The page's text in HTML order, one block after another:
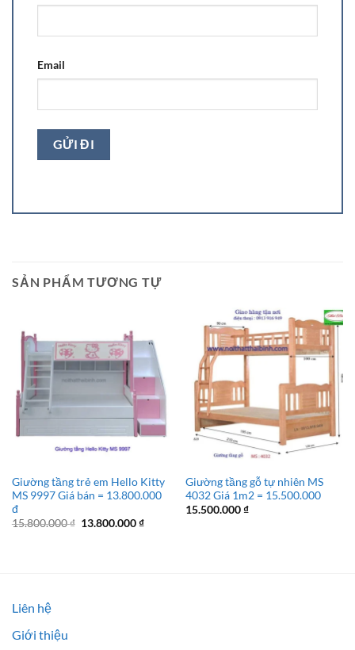
Email
SẢN PHẨM TƯƠNG TỰ
Giường tầng trẻ em Hello Kitty
MS 9997 Giá bán = 13.800.000
đ
15.800.000₫ Giá
13.800.000₫Giá
Giường tầng gỗ tự nhiên MS
4032 Giá 1m2 = 15.500.000
15.500.000₫
Liên hệ
Giới thiệu